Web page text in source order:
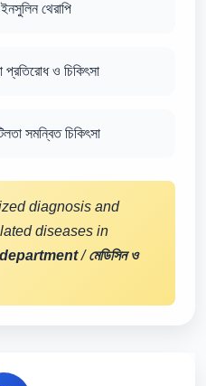
থেরাপি
প্রতিরোধ ও চিকিৎসা
সমন্বিত চিকিৎসা
diagnosis and
diseases in
/মেডিসিন ও